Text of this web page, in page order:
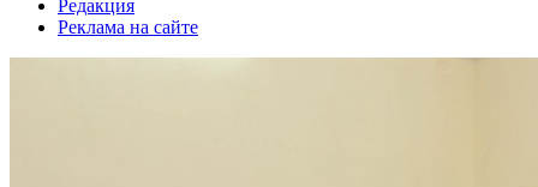
Редакция
Реклама на сайте